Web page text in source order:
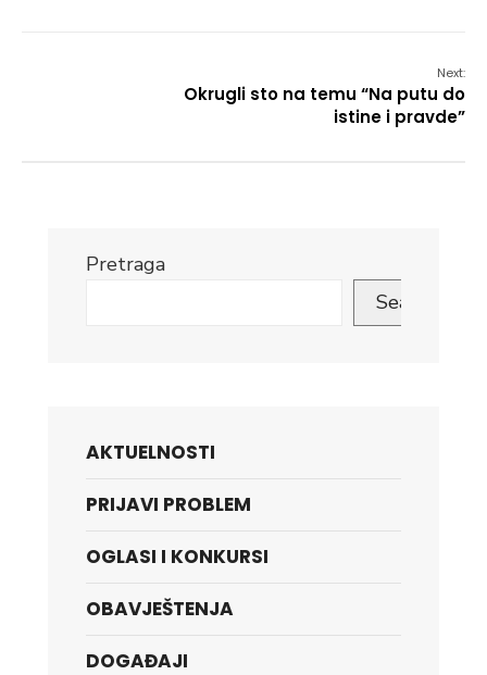
Next:
Okrugli sto na temu “Na putu do
istine i pravde”
Pretraga
Search
AKTUELNOSTI
PRIJAVI PROBLEM
OGLASI I KONKURSI
OBAVJEŠTENJA
DOGAĐAJI